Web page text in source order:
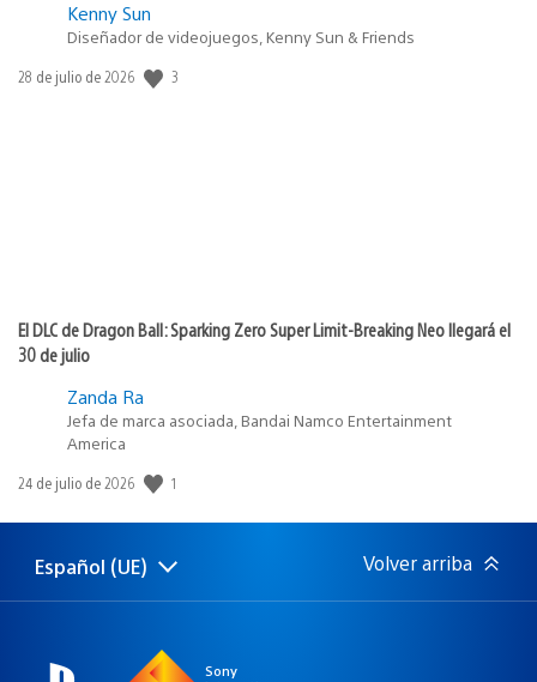
Kenny Sun
Diseñador de videojuegos, Kenny Sun & Friends
Fecha
28 de julio de 2026 3
El DLC de Dragon Ball: Sparking Zero Super Limit-Breaking Neo llegará el
30 de julio
Zanda Ra
Jefa de marca asociada, Bandai Namco Entertainment
America
Fecha
publicación:
24 de julio de 2026 1
Selecciona
una
Región
actual:
Español (UE) Volver arriba
Sony